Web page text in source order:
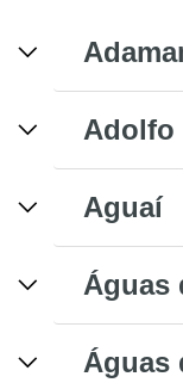
Adolfo
Aguaí
Águas
Águas